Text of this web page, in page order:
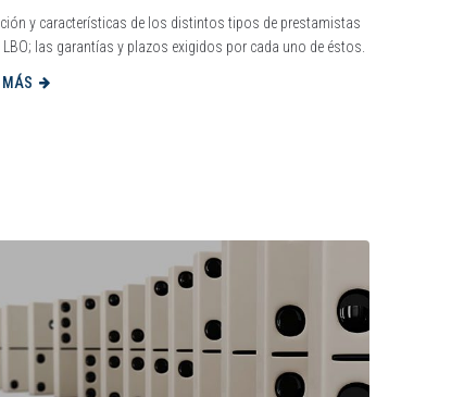
y características de los distintos tipos de prestamistas
LBO; las garantías y plazos exigidos por cada uno de éstos.
MÁS